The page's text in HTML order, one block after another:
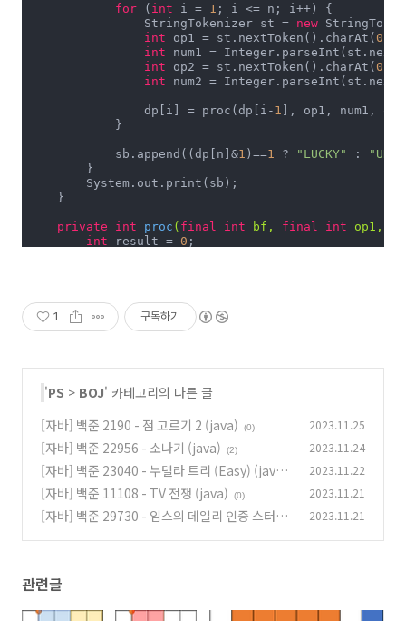
for ( int i = 1 ; i <= n; i++) {
                StringTokenizer st =
new
int op1 = st.nextToken().charAt(0
int num1 =
int op2 = st.nextToken().charAt(0
int num2 =
                dp[i] = proc(dp[i-
1 ], op1, num1,
            }
            sb.append((dp[n]&
1 )==1 ? "LUCKY" :
        }
        System.out.print(sb);
    }
private int proc ( final int bf, final int op1,
int result = 0 ;
if (op1 == 0) tmp+=num1;
else tmp*=num1;
            tmp = i;
if (op2 == 0 ) tmp+=num2;
else tmp*=num2;
        }
return result;
    }
1 구독하기
'PS > BOJ' 카테고리의 다른 글
[자바] 백준 2190 - 점 고르기 2 (java)
(0) 2023.11.25
[자바] 백준 22956 - 소나기 (java) (2) 2023.11.24
[자바] 백준 23040 - 누텔라 트리 (Easy) (java)
(0)
2023.11.22
[자바] 백준 11108 - TV 전쟁 (java) (0) 2023.11.21
[자바] 백준 29730 - 임스의 데일리 인증 스터디
2023.11.21
관련글